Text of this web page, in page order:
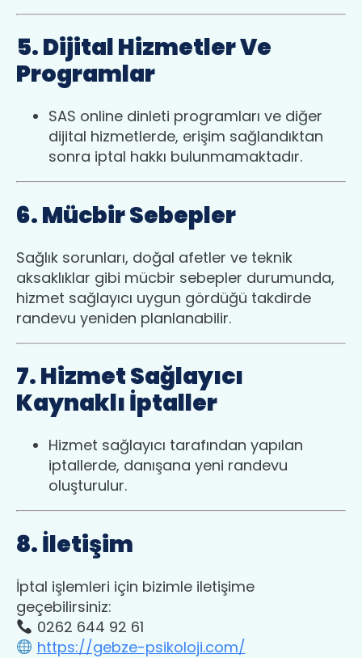
5. Dijital Hizmetler Ve
Programlar
SAS online dinleti programları ve diğer
dijital hizmetlerde, erişim sağlandıktan
sonra iptal hakkı bulunmamaktadır.
6. Mücbir Sebepler
Sağlık sorunları, doğal afetler ve teknik
aksaklıklar gibi mücbir sebepler durumunda,
hizmet sağlayıcı uygun gördüğü takdirde
randevu yeniden planlanabilir.
7. Hizmet Sağlayıcı
Kaynaklı İptaller
Hizmet sağlayıcı tarafından yapılan
iptallerde, danışana yeni randevu
oluşturulur.
8. İletişim
İptal işlemleri için bizimle iletişime
geçebilirsiniz:
0262 644 92 61
https://gebze-psikoloji.com/